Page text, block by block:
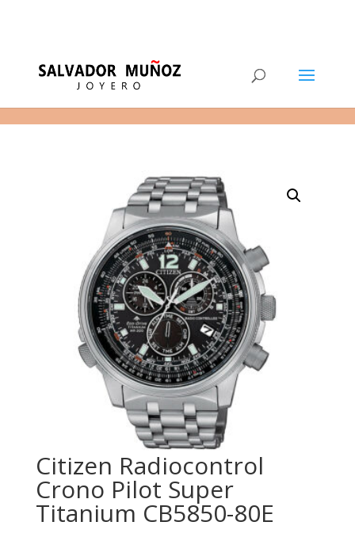
Citizen Radiocontrol
Crono Pilot Super
Titanium CB5850-80E